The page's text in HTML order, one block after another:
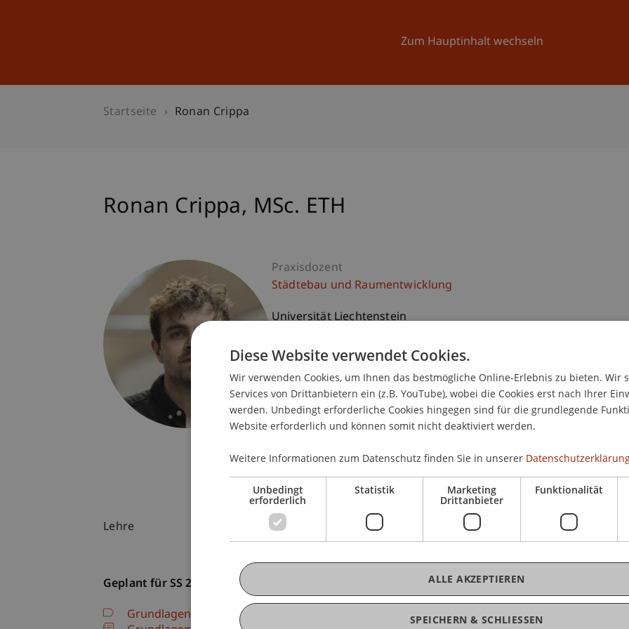
Zum Hauptinhalt wechseln
Universität Aktuelles
Startseite Ronan Crippa
Ronan Crippa MSc. ETH
Praxisdozent
Städtebau und Raumentwicklung
Universität Liechtenstein
9490 Vaduz
Liechtenstein
T. +4232651164
ronan.crippa@uni.li
Lehre
Geplant für SS 26
Grundlagenstudio: Entwerfen im räumlichen Kontext - Paragrafen und Perspektiven
Diese Website verwendet Cookies.
Wir verwenden Cookies, um Ihnen das bestmögliche Online-Erlebnis zu bieten. Wir
Services von Drittanbietern ein (z.B. YouTube), wobei die Cookies erst nach Ihrer
werden. Unbedingt erforderliche Cookies hingegen sind für die grundlegende
Website erforderlich und können somit nicht deaktiviert werden.
Weitere Informationen zum Datenschutz finden Sie in unserer
Unbedingt
erforderlich
Statistik Marketing
Drittanbieter
Funktionalität
SPEICHERN & SCHLIESSEN
ALLE AKZEPTIEREN